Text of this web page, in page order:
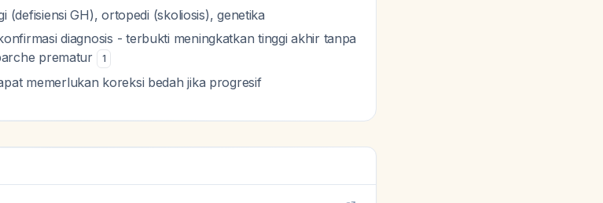
(defisiensi GH), ortopedi (skoliosis), genetika
diagnosis - terbukti meningkatkan tinggi akhir tanpa
prematur
1
memerlukan koreksi bedah jika progresif